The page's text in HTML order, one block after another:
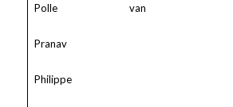
Polle van
Pranav
Philippe